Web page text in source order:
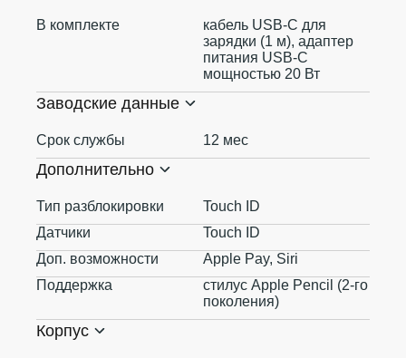
В комплекте
кабель USB‑C для
зарядки (1 м), адаптер
питания USB‑C
мощностью 20 Вт
Заводские данные
Срок службы 12 мес
Дополнительно
Тип разблокировки
Touch ID
Датчики
Touch ID
Доп. возможности
Apple Pay, Siri
Поддержка
стилус Apple Pencil (2‑го
поколения)
Корпус